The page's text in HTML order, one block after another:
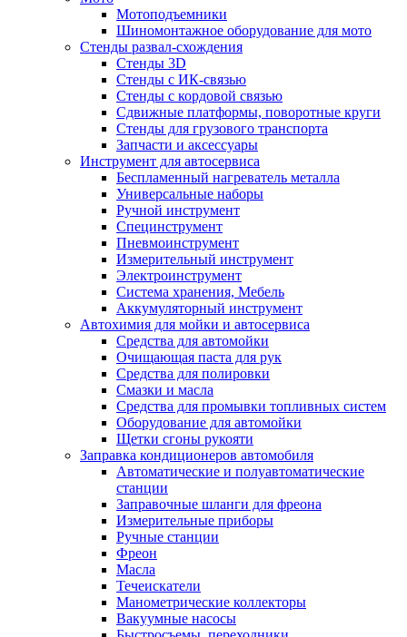
Мотоподъемники
Шиномонтажное оборудование для мото
Стенды развал-схождения
Стенды 3D
Стенды с ИК-связью
Стенды с кордовой связью
Сдвижные платформы, поворотные круги
Стенды для грузового транспорта
Запчасти и аксессуары
Инструмент для автосервиса
Беспламенный нагреватель металла
Универсальные наборы
Ручной инструмент
Специнструмент
Пневмоинструмент
Измерительный инструмент
Электроинструмент
Система хранения, Мебель
Аккумуляторный инструмент
Автохимия для мойки и автосервиса
Средства для автомойки
Очищающая паста для рук
Средства для полировки
Смазки и масла
Средства для промывки топливных систем
Оборудование для автомойки
Щетки сгоны рукояти
Заправка кондиционеров автомобиля
Автоматические и полуавтоматические
станции
Заправочные шланги для фреона
Измерительные приборы
Ручные станции
Фреон
Масла
Течеискатели
Манометрические коллекторы
Вакуумные насосы